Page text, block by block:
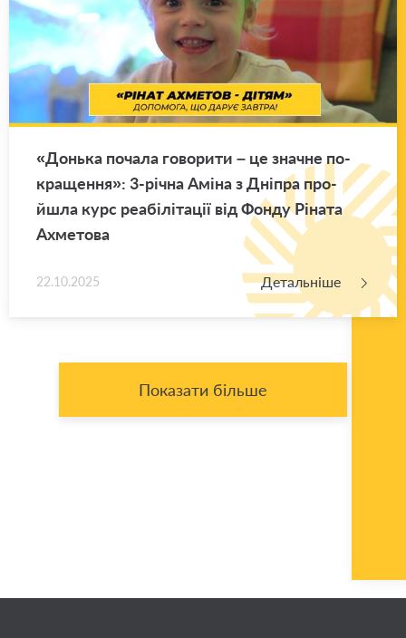
«Донь­ка по­ча­ла го­во­ри­ти – це зна­чне по­
кра­ще­н­ня»: 3-річна Аміна з Дні­пра про­
йшла курс ре­а­бі­лі­та­ції від Фонду Рі­на­та
Ахме­то­ва
22.10.2025 Детальніше
Показати більше